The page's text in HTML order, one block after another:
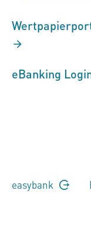
eBanking
easybank